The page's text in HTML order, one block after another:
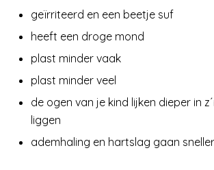
geïrriteerd en een beetje suf
heeft een droge mond
plast minder vaak
plast minder veel
de ogen van je kind lijken dieper in
liggen
ademhaling en hartslag gaan